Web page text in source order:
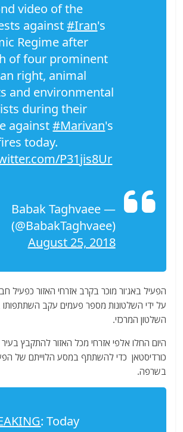
video of the
against#Iran's
Regime after
of four prominent
right, animal
and environmental
during their
against#Marivan's
today.
P31jis8Ur
— Babak Taghvaee
(@BabakTaghvaee)
August 25, 2018
הפעיל באג'ור מוכר בקרב אזרחי האזור כפעיל
על ידי השלטונות מספר פעמים עקב השתתפותו
השלטון המרכזי.
היום החלו אלפי אזרחי מכל האזור להתקבץ
כורדיסטאן כדי להשתתף במסע הלוייתם של
בשרפה.
: Today